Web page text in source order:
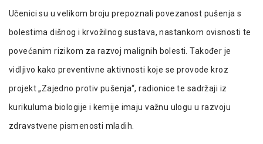
Učenici su u velikom broju prepoznali povezanost pušenja s
bolestima dišnog i krvožilnog sustava, nastankom ovisnosti te
povećanim rizikom za razvoj malignih bolesti. Također je
vidljivo kako preventivne aktivnosti koje se provode kroz
projekt „Zajedno protiv pušenja“, radionice te sadržaji iz
kurikuluma biologije i kemije imaju važnu ulogu u razvoju
zdravstvene pismenosti mladih.